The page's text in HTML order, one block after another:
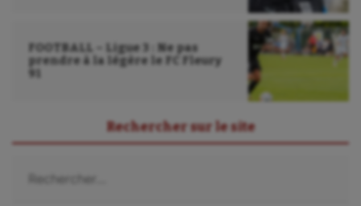
FOOTBALL – Ligue 3 : Ne pas
prendre à la légère le FC Fleury
91
Rechercher sur le site